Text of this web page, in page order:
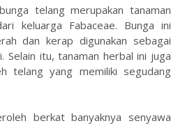
telang merupakan tanaman
keluarga Fabaceae. Bunga ini
dan kerap digunakan sebagai
Selain itu, tanaman herbal ini juga
telang yang memiliki segudang
berkat banyaknya senyawa